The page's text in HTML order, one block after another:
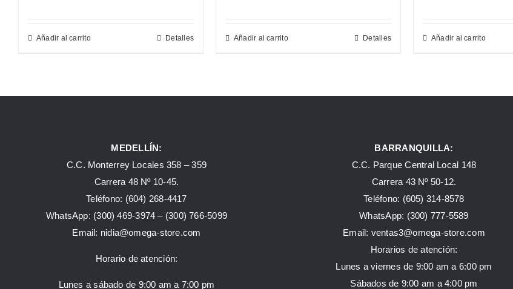
Añadir al carrito Detalles Añadir al carrito Detalles Añadir al carrito
MEDELLÍN:
C.C. Monterrey Locales 358 – 359
Carrera 48 Nº 10-45.
Teléfono: (604) 268-4417
WhatsApp: (300) 469-3974 – (300) 766-5099
Email: nidia@omega-store.com
Horario de atención:
Lunes a sábado de 9:00 am a 7:00 pm
BARRANQUILLA:
C.C. Parque Central Local 148
Carrera 43 Nº 50-12.
Teléfono: (605) 314-8578
WhatsApp: (300) 777-5589
Email: ventas3@omega-store.com
Horarios de atención:
Lunes a viernes de 9:00 am a 6:00 pm
Sábados de 9:00 am a 4:00 pm